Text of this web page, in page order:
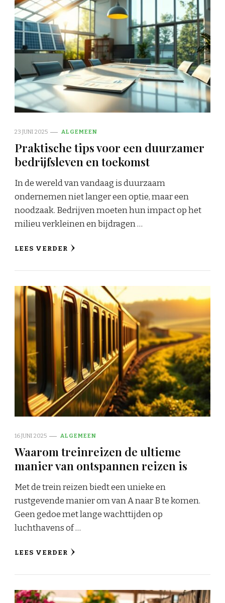
23 JUNI 2025 ALGEMEEN
Praktische tips voor een duurzamer
bedrijfsleven en toekomst
In de wereld van vandaag is duurzaam
ondernemen niet langer een optie, maar een
noodzaak. Bedrijven moeten hun impact op het
milieu verkleinen en bijdragen …
LEES VERDER
16 JUNI 2025 ALGEMEEN
Waarom treinreizen de ultieme
manier van ontspannen reizen is
Met de trein reizen biedt een unieke en
rustgevende manier om van A naar B te komen.
Geen gedoe met lange wachttijden op
luchthavens of …
LEES VERDER